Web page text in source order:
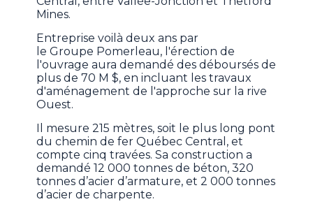
Mines.
Entreprise voilà deux ans par
le Groupe Pomerleau, l'érection de
l'ouvrage aura demandé des déboursés de
plus de 70 M $, en incluant les travaux
d'aménagement de l'approche sur la rive
Ouest.
Il mesure 215 mètres, soit le plus long pont
du chemin de fer Québec Central, et
compte cinq travées. Sa construction a
demandé 12 000 tonnes de béton, 320
tonnes d’acier d’armature, et 2 000 tonnes
d’acier de charpente.